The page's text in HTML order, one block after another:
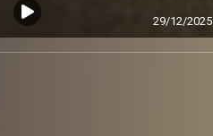
29/12/2025